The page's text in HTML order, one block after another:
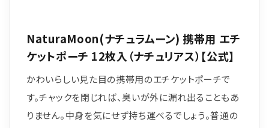
NaturaMoon(ナチュラムーン) 携帯用 エチ
ケットポーチ 12枚入（ナチュリアス）【公式】
かわいらしい見た目の携帯用のエチケットポーチで
す。チャックを閉じれば、臭いが外に漏れ出ることもあ
りません。中身を気にせず持ち運べるでしょう。普通の